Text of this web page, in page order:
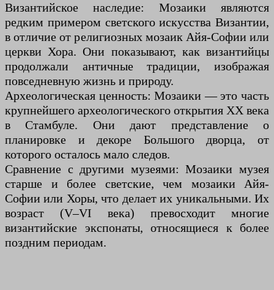
Византийское наследие: Мозаики являются
редким примером светского искусства Византии,
в отличие от религиозных мозаик Айя-Софии или
церкви Хора. Они показывают, как византийцы
продолжали античные традиции, изображая
повседневную жизнь и природу.
Археологическая ценность: Мозаики — это часть
крупнейшего археологического открытия XX века
в Стамбуле. Они дают представление о
планировке и декоре Большого дворца, от
которого осталось мало следов.
Сравнение с другими музеями: Мозаики музея
старше и более светские, чем мозаики Айя-
Софии или Хоры, что делает их уникальными. Их
возраст (V–VI века) превосходит многие
византийские экспонаты, относящиеся к более
поздним периодам.